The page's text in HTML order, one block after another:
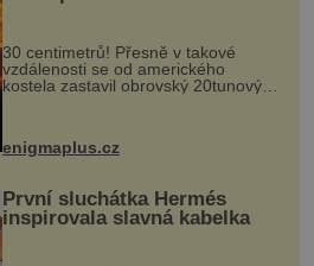
Ochránila ho boží síla?
30 centimetrů! Přesně v takové
vzdálenosti se od amerického
kostela zastavil obrovský 20tunový
...
enigmaplus.cz
První sluchátka Hermés
inspirovala slavná kabelka